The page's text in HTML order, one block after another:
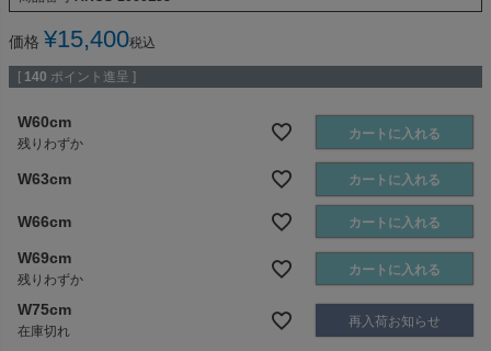
価格 ¥15,400税込
[ 140 ポイント進呈 ]
W60cm
残りわずか
カートに入れる
W63cm カートに入れる
W66cm カートに入れる
W69cm
残りわずか
カートに入れる
W75cm
在庫切れ
再入荷お知らせ